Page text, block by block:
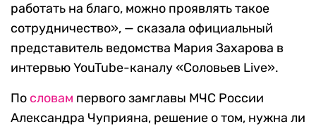
работать на благо, можно проявлять такое
сотрудничество», — сказала официальный
представитель ведомства Мария Захарова в
интервью YouTube-каналу «Соловьев Live».
По словам первого замглавы МЧС России
Александра Чуприяна, решение о том, нужна ли